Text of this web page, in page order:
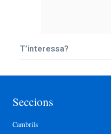
T’interessa?
Seccions
Cambrils